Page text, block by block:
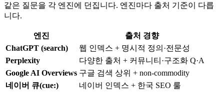
같은 질문을 각 엔진에 던집니다. 엔진마다 출처 기준이 다릅
니다.
엔진
출처 경향
ChatGPT (search)
웹 인덱스 + 명시적 정의·전문성
Perplexity
다양한 출처 + 커뮤니티·구조화 Q·A
Google AI Overviews 구글 검색 상위 + non-commodity
네이버 큐(cue:)
네이버 인덱스 + 한국 SEO 룰